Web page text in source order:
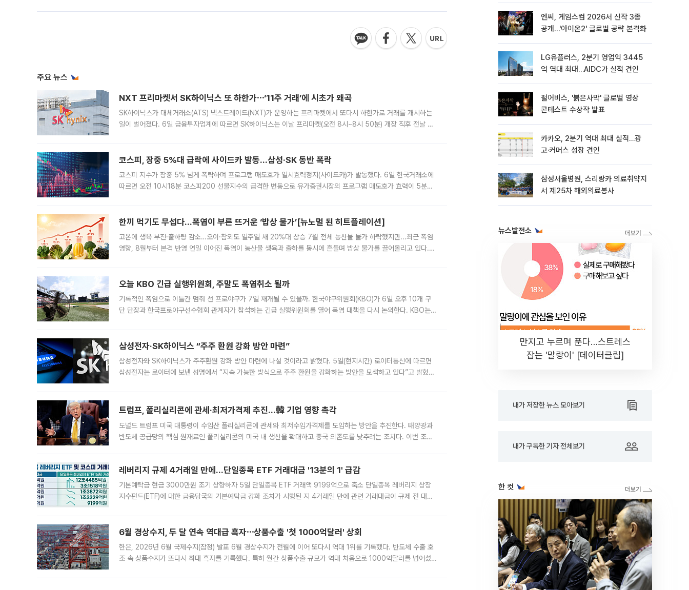
주요 뉴스
NXT 프리마켓서 SK하이닉스 또 하한가⋯‘11주 거래’에 시초가 왜곡
SK하이닉스가 대체거래소(ATS) 넥스트레이드(NXT)가 운영하는 프리마켓에서 또다시 하한가로 거래를 개시하는
일이 벌어졌다. 6일 금융투자업계에 따르면 SK하이닉스는 이날 프리마켓(오전 8시~8시 50분) 개장 직후 전날 정
코스피, 장중 5%대 급락에 사이드카 발동…삼성·SK 동반 폭락
코스피 지수가 장중 5% 넘게 폭락하며 프로그램 매도호가 일시효력정지(사이드카)가 발동했다. 6일 한국거래소에
따르면 오전 10시18분 코스피200 선물지수의 급격한 변동으로 유가증권시장의 프로그램 매도호가 효력이 5분간
한끼 먹기도 무섭다...폭염이 부른 뜨거운 ‘밥상 물가’[뉴노멀 된 히트플레이션]
고온에 생육 부진·출하량 감소…오이·참외도 일주일 새 20%대 상승 7월 전체 농산물 물가 하락했지만...최근 폭염
영향, 8월부터 본격 반영 연일 이어진 폭염이 농산물 생육과 출하를 동시에 흔들며 밥상 물가를 끌어올리고 있다.
오늘 KBO 긴급 실행위원회, 주말도 폭염취소 될까
기록적인 폭염으로 이틀간 멈춰 선 프로야구가 7일 재개될 수 있을까. 한국야구위원회(KBO)가 6일 오후 10개 구
단 단장과 한국프로야구선수협회 관계자가 참석하는 긴급 실행위원회를 열어 폭염 대책을 다시 논의한다. KBO는
삼성전자·SK하이닉스 “주주 환원 강화 방안 마련”
삼성전자와 SK하이닉스가 주주환원 강화 방안 마련에 나설 것이라고 밝혔다. 5일(현지시간) 로이터통신에 따르면
삼성전자는 로이터에 보낸 성명에서 “지속 가능한 방식으로 주주 환원을 강화하는 방안을 모색하고 있다”고 밝혔다.
트럼프, 폴리실리콘에 관세·최저가격제 추진…韓 기업 영향 촉각
도널드 트럼프 미국 대통령이 수입산 폴리실리콘에 관세와 최저수입가격제를 도입하는 방안을 추진한다. 태양광과
반도체 공급망의 핵심 원재료인 폴리실리콘의 미국 내 생산을 확대하고 중국 의존도를 낮추려는 조치다. 이번 조처
레버리지 규제 4거래일 만에…단일종목 ETF 거래대금 '13분의 1' 급감
기본예탁금 현금 3000만원 조기 상향하자 5일 단일종목 ETF 거래액 9199억으로 축소 단일종목 레버리지 상장
지수펀드(ETF)에 대한 금융당국의 기본예탁금 강화 조치가 시행된 지 4거래일 만에 관련 거래대금이 규제 전 대비
6월 경상수지, 두 달 연속 역대급 흑자⋯상품수출 '첫 1000억달러' 상회
한은, 2026년 6월 국제수지(잠정) 발표 6월 경상수지가 전월에 이어 또다시 역대 1위를 기록했다. 반도체 수출 호
조 속 상품수지가 또다시 최대 흑자를 기록했다. 특히 월간 상품수출 규모가 역대 처음으로 1000억달러를 넘어섰
엔씨, 게임스컴 2026서 신작 3종
공개…'아이온2' 글로벌 공략 본격화
LG유플러스, 2분기 영업익 3445
억 역대 최대…AIDC가 실적 견인
펄어비스, '붉은사막' 글로벌 영상
콘테스트 수상작 발표
카카오, 2분기 역대 최대 실적…광
고·커머스 성장 견인
삼성서울병원, 스리랑카 의료취약지
서 제25차 해외의료봉사
뉴스발전소
만지고 누르며 푼다…스트레스
잡는 '말랑이' [데이터클립]
내가 저장한 뉴스 모아보기
내가 구독한 기자 전체보기
한 컷